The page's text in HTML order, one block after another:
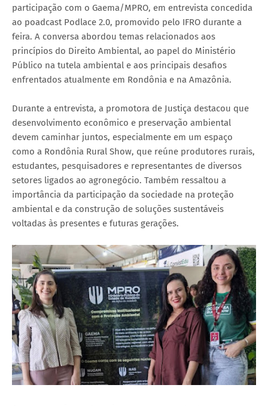
participação com o Gaema/MPRO, em entrevista concedida
ao poadcast Podlace 2.0, promovido pelo IFRO durante a
feira. A conversa abordou temas relacionados aos
princípios do Direito Ambiental, ao papel do Ministério
Público na tutela ambiental e aos principais desafios
enfrentados atualmente em Rondônia e na Amazônia.
Durante a entrevista, a promotora de Justiça destacou que
desenvolvimento econômico e preservação ambiental
devem caminhar juntos, especialmente em um espaço
como a Rondônia Rural Show, que reúne produtores rurais,
estudantes, pesquisadores e representantes de diversos
setores ligados ao agronegócio. Também ressaltou a
importância da participação da sociedade na proteção
ambiental e da construção de soluções sustentáveis
voltadas às presentes e futuras gerações.